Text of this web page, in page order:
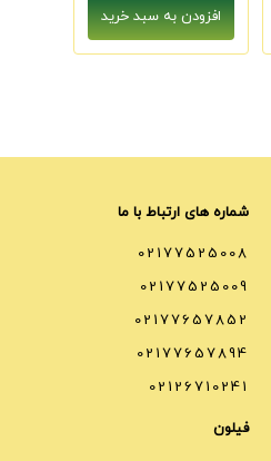
شماره های ارتباط با ما
02177525008
02177525009
02177657852
02177657894
02126710241
فیلون